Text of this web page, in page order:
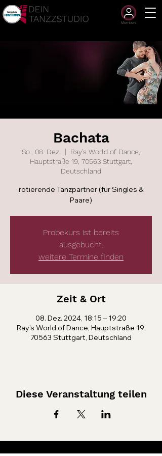
Members
Bachata
So., 08. Dez.
  |
Ray's World of Dance,
Hauptstraße 19, 70563 Stuttgart,
Deutschland
rotierende Tanzpartner (für Singles &
Paare)
Probekurs ist bereits
ausgebucht.
weitere Termine finden
Zeit & Ort
08. Dez. 2024, 18:15 – 19:20
Ray's World of Dance, Hauptstraße 19,
70563 Stuttgart, Deutschland
Diese Veranstaltung teilen